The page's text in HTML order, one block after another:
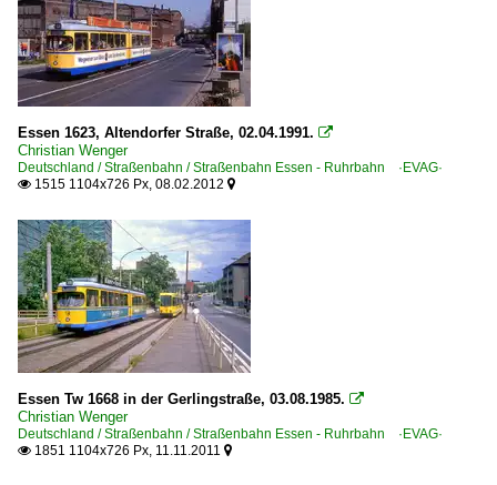
~ Sonstige Historische Straßenbahnfahrzeuge
2020
2021
2022
2023
2024
2025
2026
Essen 1623, Altendorfer Straße, 02.04.1991. 
Christian Wenger
Deutschland / Straßenbahn / Straßenbahn Essen - Ruhrbahn ·EVAG·
 1515 1104x726 Px, 08.02.2012 
Essen Tw 1668 in der Gerlingstraße, 03.08.1985. 
Christian Wenger
Deutschland / Straßenbahn / Straßenbahn Essen - Ruhrbahn ·EVAG·
 1851 1104x726 Px, 11.11.2011 